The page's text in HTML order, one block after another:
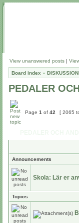
View unanswered posts |
Board index »
PEDALER
Page 1 of 42 [ 2065
Announcements
Skola: Lär er
Topics